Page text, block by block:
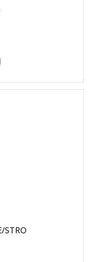
STRO